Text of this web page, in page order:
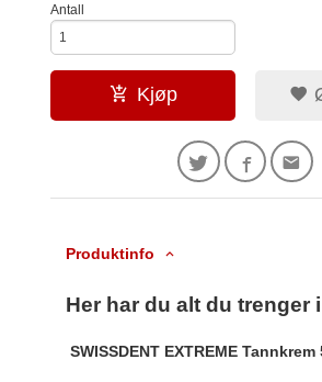
Antall
Kjøp
Produktinfo
Her har du alt du trenger
SWISSDENT EXTREME Tannkrem